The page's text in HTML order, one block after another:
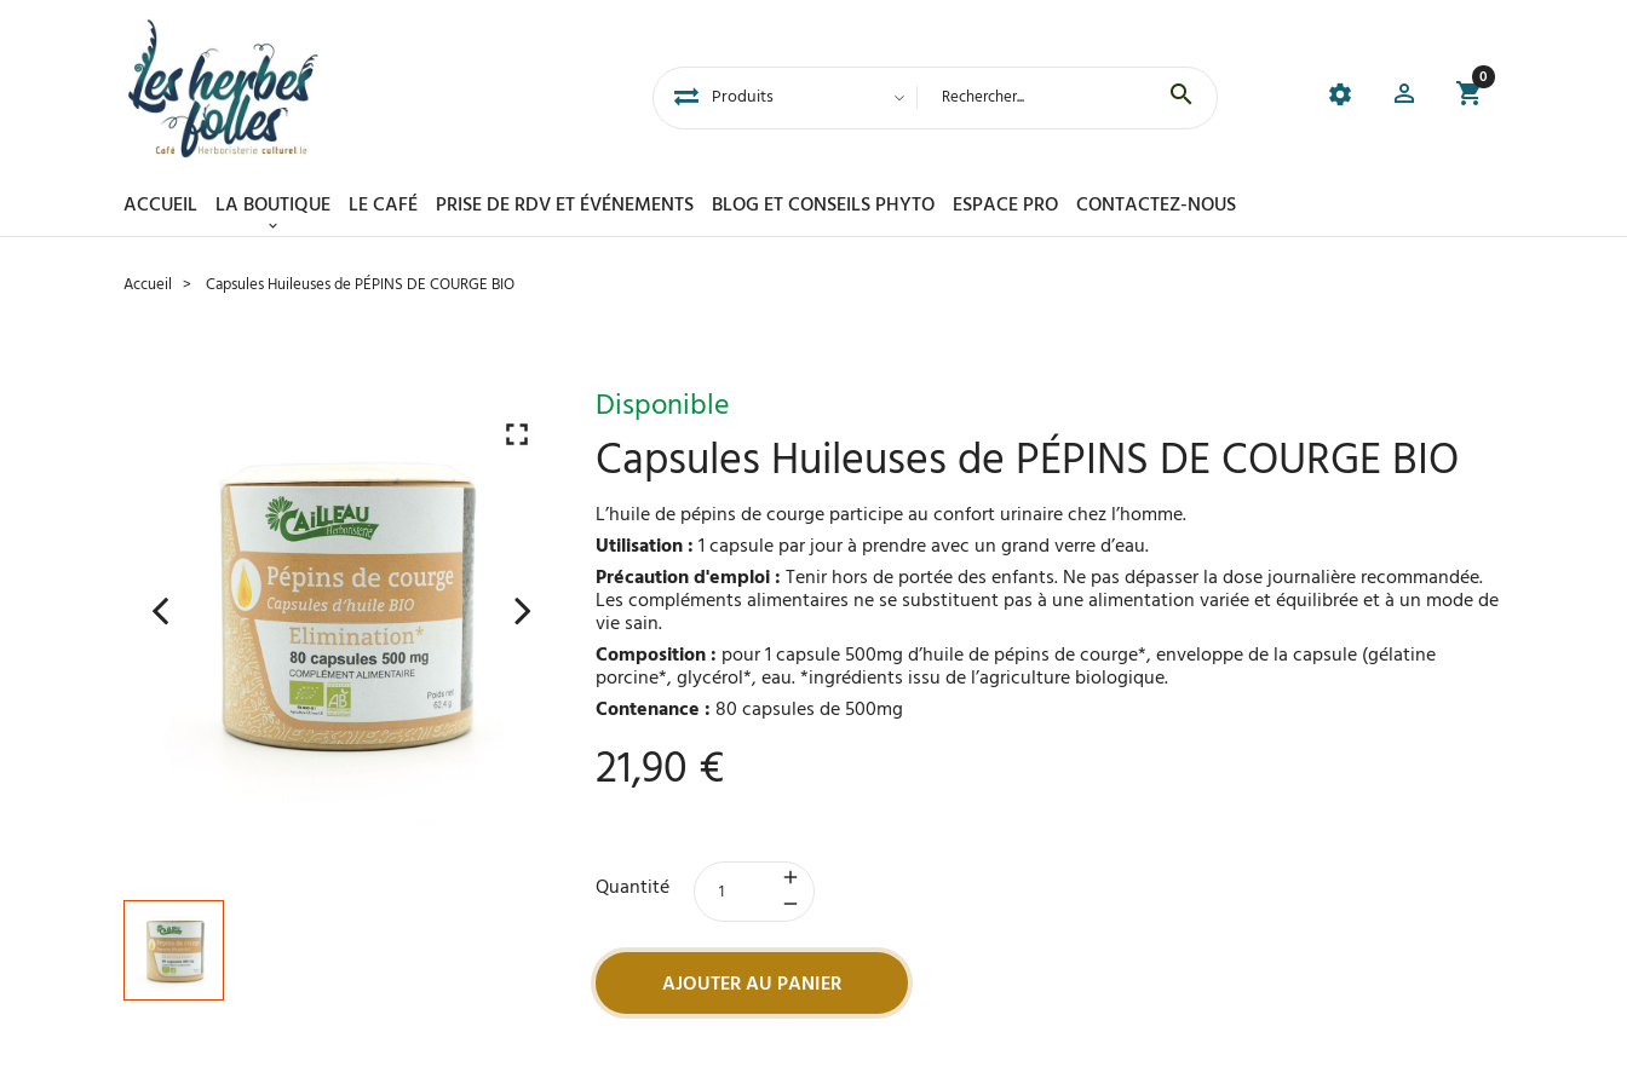
0
ACCUEIL LA BOUTIQUE LE CAFÉ PRISE DE RDV ET ÉVÉNEMENTS BLOG ET CONSEILS PHYTO ESPACE PRO CONTACTEZ-NOUS
Accueil Capsules Huileuses de PÉPINS DE COURGE BIO
Disponible
Capsules Huileuses de PÉPINS DE COURGE BIO
L’huile de pépins de courge participe au confort urinaire chez l’homme.
Utilisation :1 capsule par jour à prendre avec un grand verre d’eau.
Précaution d'emploi :Tenir hors de portée des enfants. Ne pas dépasser la dose journalière recommandée.
Les compléments alimentaires ne se substituent pas à une alimentation variée et équilibrée et à un mode de
vie sain.
Composition : pour 1 capsule 500mg d’huile de pépins de courge*, enveloppe de la capsule (gélatine
porcine*, glycérol*, eau. *ingrédients issu de l’agriculture biologique.
Contenance :80 capsules de 500mg
21,90 €
Quantité
AJOUTER AU PANIER